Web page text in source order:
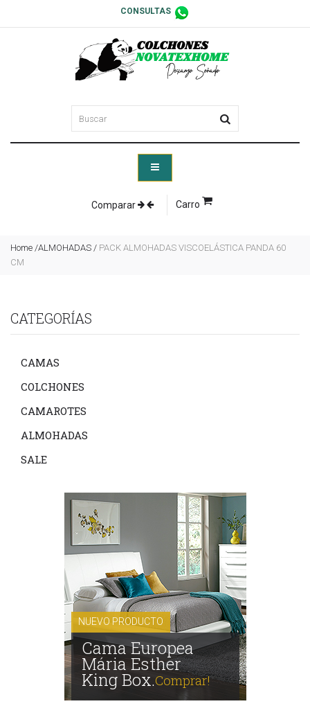
CONSULTAS
Comparar Carro
Home /ALMOHADAS / PACK ALMOHADAS VISCOELÁSTICA PANDA 60
CM
CATEGORÍAS
CAMAS
COLCHONES
CAMAROTES
ALMOHADAS
SALE
NUEVO PRODUCTO
Cama Europea
Mária Esther
King Box.Comprar!